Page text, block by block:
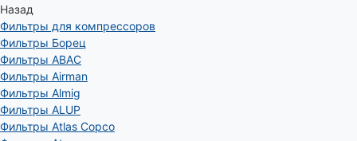
Назад
Фильтры для компрессоров
Фильтры Борец
Фильтры ABAC
Фильтры Airman
Фильтры Almig
Фильтры ALUP
Фильтры Atlas Copco